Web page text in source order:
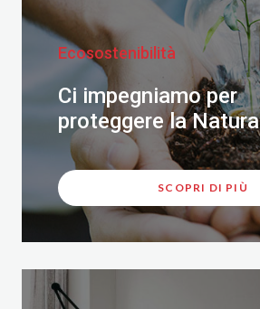
Ecosostenibilità
Ci impegniamo per
proteggere la Natura
SCOPRI DI PIÙ